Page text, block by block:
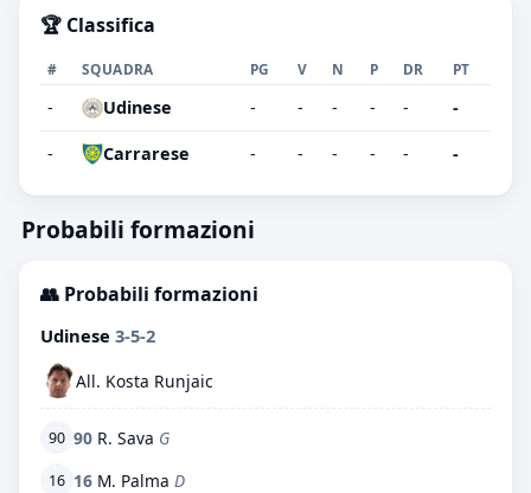
🏆 Classifica
# SQUADRA PG V N P DR PT
- Udinese - - - - - -
- Carrarese - - - - - -
Probabili formazioni
👥 Probabili formazioni
Udinese 3-5-2
All. Kosta Runjaic
90 90 R. Sava G
16 16 M. Palma D